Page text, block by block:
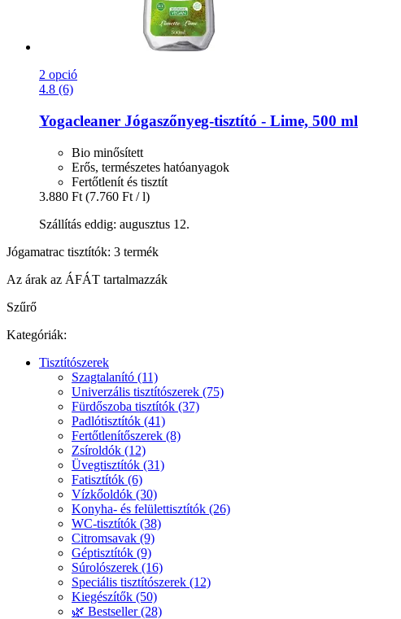
2 opció
4.8 (6)
Yogacleaner Jógaszőnyeg-​tisztító -​ Lime, 500 ml
Bio minősített
Erős, természetes hatóanyagok
Fertőtlenít és tisztít
3.880 Ft (7.760 Ft / l)
Szállítás eddig: augusztus 12.
Jógamatrac tisztítók: 3 termék
Az árak az ÁFÁT tartalmazzák
Szűrő
Kategóriák:
Tisztítószerek
Szagtalanító (11)
Univerzális tisztítószerek (75)
Fürdőszoba tisztítók (37)
Padlótisztítók (41)
Fertőtlenítőszerek (8)
Zsíroldók (12)
Üvegtisztítók (31)
Fatisztítók (6)
Vízkőoldók (30)
Konyha- és felülettisztítók (26)
WC-tisztítók (38)
Citromsavak (9)
Géptisztítók (9)
Súrolószerek (16)
Speciális tisztítószerek (12)
Kiegészítők (50)
🌿 Bestseller (28)